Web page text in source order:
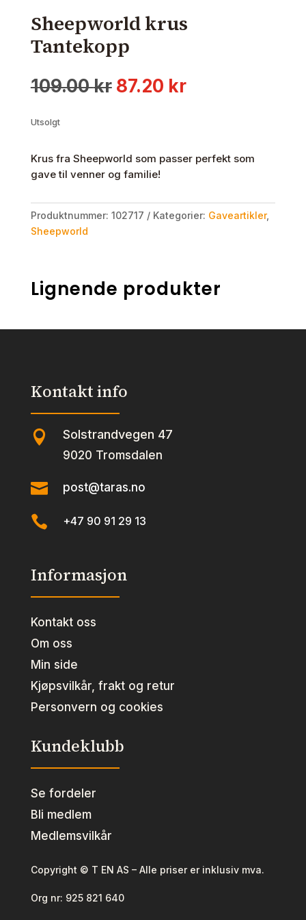
Sheepworld krus
Tantekopp
109.00kr Opprinnelig
87.20 krNåværende
Utsolgt
Krus fra Sheepworld som passer perfekt som
gave til venner og familie!
Produktnummer: 102717 Kategorier: Gaveartikler,
Sheepworld
Lignende produkter
Kontakt info
 Solstrandvegen 47
9020 Tromsdalen
 post@taras.no
 +47 90 91 29 13
Informasjon
Kontakt oss
Om oss
Min side
Kjøpsvilkår, frakt og retur
Personvern og cookies
Kundeklubb
Se fordeler
Bli medlem
Medlemsvilkår
Copyright © T EN AS – Alle priser er inklusiv mva.
Org nr: 925 821 640